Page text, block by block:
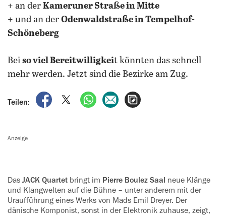
+ an der Kameruner Straße in Mitte
+ und an der Odenwaldstraße in Tempelhof-
Schöneberg
Bei so viel Bereitwilligkeit könnten das schnell
mehr werden. Jetzt sind die Bezirke am Zug.
Teilen:
auf Facebook teilen
auf X teilenper WhatsApp teilen
per E-Mail teilen
Anzeige
Das JACK Quartet bringt im Pierre Boulez Saal
neue Klänge
und Klangwelten auf die Bühne – unter anderem mit der
Uraufführung eines Werks von Mads Emil Dreyer. Der
dänische ‍Komponist, sonst in der Elektronik ‍zuhause, zeigt,